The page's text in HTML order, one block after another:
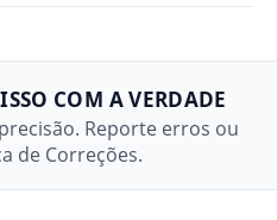
COM A VERDADE
Reporte erros ou
de Correções.